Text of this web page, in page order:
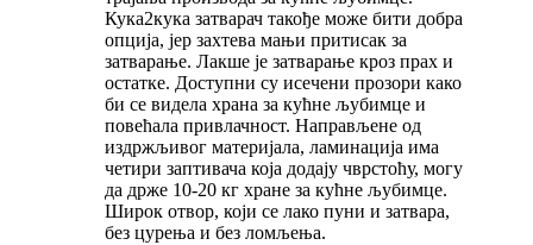
Кука2кука затварач такође може бити добра
опција, јер захтева мањи притисак за
затварање. Лакше је затварање кроз прах и
остатке. Доступни су исечени прозори како
би се видела храна за кућне љубимце и
повећала привлачност. Направљене од
издржљивог материјала, ламинација има
четири заптивача која додају чврстоћу, могу
да држе 10-20 кг хране за кућне љубимце.
Широк отвор, који се лако пуни и затвара,
без цурења и без ломљења.